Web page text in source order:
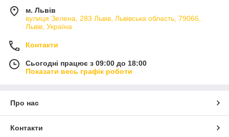
м. Львів
вулиця Зелена, 283 Львів, Львівська область, 79066,
Львів, Україна
Контакти
Сьогодні працює з 09:00 до 18:00
Показати весь графік роботи
Про нас
Контакти